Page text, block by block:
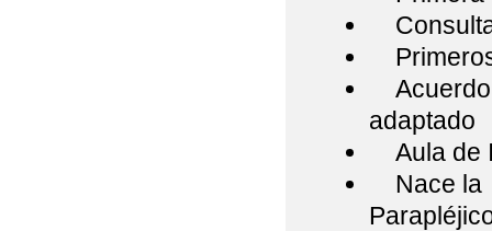
Acuerdo
adaptado
Aula de
Nace la